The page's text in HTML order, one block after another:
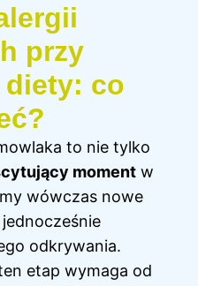
przy
diety: co
to nie tylko
moment w
wówczas nowe
odkrywania.
etap wymaga od